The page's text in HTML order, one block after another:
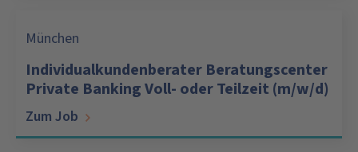
München
Individualkundenberater Beratungscenter
Private Banking Voll- oder Teilzeit (m/w/d)
Zum Job